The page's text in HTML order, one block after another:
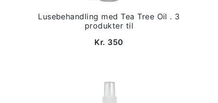
Lusebehandling med Tea Tree Oil . 3
produkter til
Kr. 350